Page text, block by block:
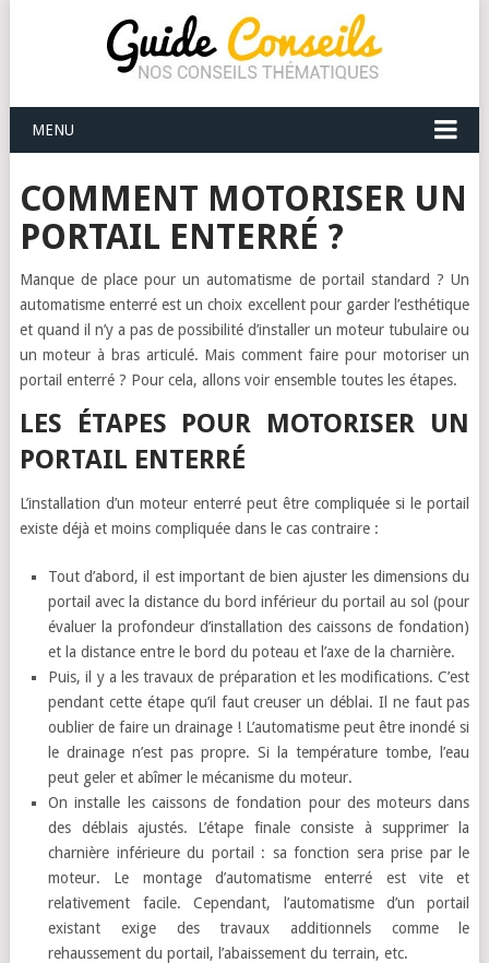
MENU
COMMENT MOTORISER UN
PORTAIL ENTERRÉ ?
Manque de place pour un automatisme de portail standard ? Un
automatisme enterré est un choix excellent pour garder l’esthétique
et quand il n’y a pas de possibilité d’installer un moteur tubulaire ou
un moteur à bras articulé. Mais comment faire pour motoriser un
portail enterré ? Pour cela, allons voir ensemble toutes les étapes.
LES ÉTAPES POUR MOTORISER UN
PORTAIL ENTERRÉ
L’installation d’un moteur enterré peut être compliquée si le portail
existe déjà et moins compliquée dans le cas contraire :
Tout d’abord, il est important de bien ajuster les dimensions du
portail avec la distance du bord inférieur du portail au sol (pour
évaluer la profondeur d’installation des caissons de fondation)
et la distance entre le bord du poteau et l’axe de la charnière.
Puis, il y a les travaux de préparation et les modifications. C’est
pendant cette étape qu’il faut creuser un déblai. Il ne faut pas
oublier de faire un drainage ! L’automatisme peut être inondé si
le drainage n’est pas propre. Si la température tombe, l’eau
peut geler et abîmer le mécanisme du moteur.
On installe les caissons de fondation pour des moteurs dans
des déblais ajustés. L’étape finale consiste à supprimer la
charnière inférieure du portail : sa fonction sera prise par le
moteur. Le montage d’automatisme enterré est vite et
relativement facile. Cependant, l’automatisme d’un portail
existant exige des travaux additionnels comme le
rehaussement du portail, l’abaissement du terrain, etc.